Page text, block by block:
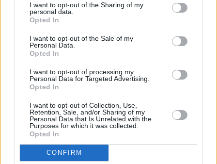
de su consentimiento, pero usted tiene el derecho de
rechazar tal procesamiento. Sus preferencias se aplicarán
cualquier momento entrando de nuevo en este sitio web o
visitando nuestra política de privacidad.
I want to opt-out of the Sharing of my
personal data.
Opted In
I want to opt-out of the Sale of my
Personal Data.
Opted In
I want to opt-out of processing my
Personal Data for Targeted Advertising.
Opted In
I want to opt-out of Collection, Use,
Retention, Sale, and/or Sharing of my
Personal Data that Is Unrelated with the
Purposes for which it was collected.
Opted In
CONFIRM